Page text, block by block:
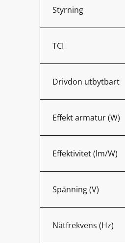
Styrning
TCI
Drivdon utbytbart
Effekt armatur (W)
Effektivitet (lm/W)
Spänning (V)
Nätfrekvens (Hz)